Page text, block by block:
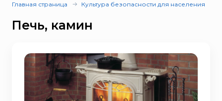
Главная страница Культура безопасности для населения
Печь, камин